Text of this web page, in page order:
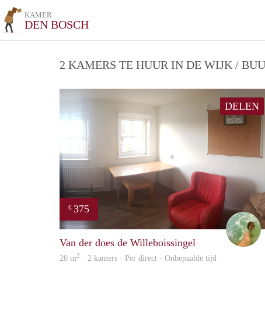
KAMER
DEN BOSCH
2 KAMERS TE HUUR IN DE WIJK /
DELEN
€ 375
Van der does de Willeboissingel
20 m2 · 2 kamers · Per direct - Onbepaalde tijd